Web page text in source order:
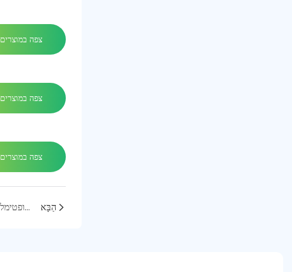
צפה במוצרים
צפה במוצרים
צפה במוצרים
הכירו את כוס המים העשירה במימן של HOMIXE: ייצור מהיר וריכוז גבוה לבריאות אופטימלית הַבָּא